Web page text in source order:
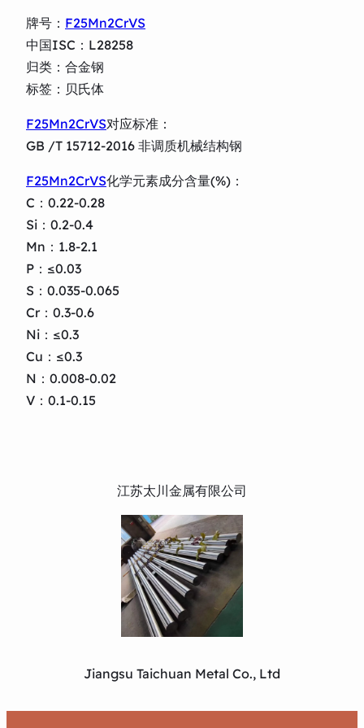
牌号： F25Mn2CrVS
中国ISC：L28258
归类：合金钢
标签：贝氏体
F25Mn2CrVS对应标准：
GB /T 15712-2016 非调质机械结构钢
F25Mn2CrVS化学元素成分含量(%)：
C：0.22-0.28
Si：0.2-0.4
Mn：1.8-2.1
P：≤0.03
S：0.035-0.065
Cr：0.3-0.6
Ni：≤0.3
Cu：≤0.3
N：0.008-0.02
V：0.1-0.15
江苏太川金属有限公司
Jiangsu Taichuan Metal Co., Ltd